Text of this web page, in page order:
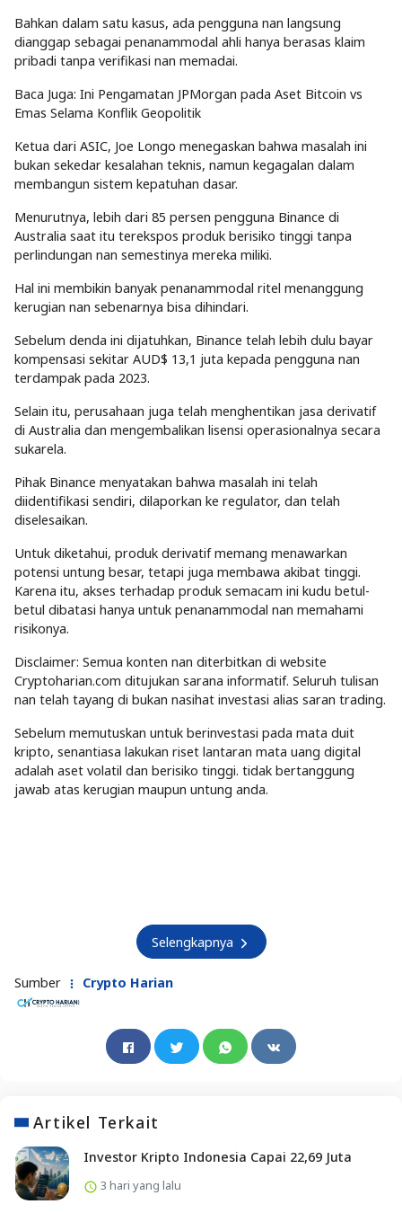
Bahkan dalam satu kasus, ada pengguna nan langsung
dianggap sebagai penanammodal ahli hanya berasas klaim
pribadi tanpa verifikasi nan memadai.
Baca Juga: Ini Pengamatan JPMorgan pada Aset Bitcoin vs
Emas Selama Konflik Geopolitik
Ketua dari ASIC, Joe Longo menegaskan bahwa masalah ini
bukan sekedar kesalahan teknis, namun kegagalan dalam
membangun sistem kepatuhan dasar.
Menurutnya, lebih dari 85 persen pengguna Binance di
Australia saat itu terekspos produk berisiko tinggi tanpa
perlindungan nan semestinya mereka miliki.
Hal ini membikin banyak penanammodal ritel menanggung
kerugian nan sebenarnya bisa dihindari.
Sebelum denda ini dijatuhkan, Binance telah lebih dulu bayar
kompensasi sekitar AUD$ 13,1 juta kepada pengguna nan
terdampak pada 2023.
Selain itu, perusahaan juga telah menghentikan jasa derivatif
di Australia dan mengembalikan lisensi operasionalnya secara
sukarela.
Pihak Binance menyatakan bahwa masalah ini telah
diidentifikasi sendiri, dilaporkan ke regulator, dan telah
diselesaikan.
Untuk diketahui, produk derivatif memang menawarkan
potensi untung besar, tetapi juga membawa akibat tinggi.
Karena itu, akses terhadap produk semacam ini kudu betul-
betul dibatasi hanya untuk penanammodal nan memahami
risikonya.
Disclaimer: Semua konten nan diterbitkan di website
Cryptoharian.com ditujukan sarana informatif. Seluruh tulisan
nan telah tayang di bukan nasihat investasi alias saran trading.
Sebelum memutuskan untuk berinvestasi pada mata duit
kripto, senantiasa lakukan riset lantaran mata uang digital
adalah aset volatil dan berisiko tinggi. tidak bertanggung
jawab atas kerugian maupun untung anda.
Selengkapnya
Sumber Crypto Harian
Artikel Terkait
Investor Kripto Indonesia Capai 22,69 Juta
3 hari yang lalu